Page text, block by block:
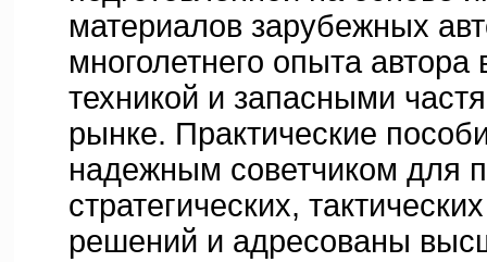
материалов зарубежных
многолетнего опыта автора
техникой и запасными
рынке. Практические
надежным советчиком для
стратегических,
решений и адресованы